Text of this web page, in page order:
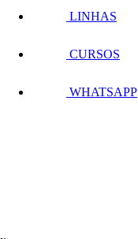
LINHAS
CURSOS
WHATSAPP